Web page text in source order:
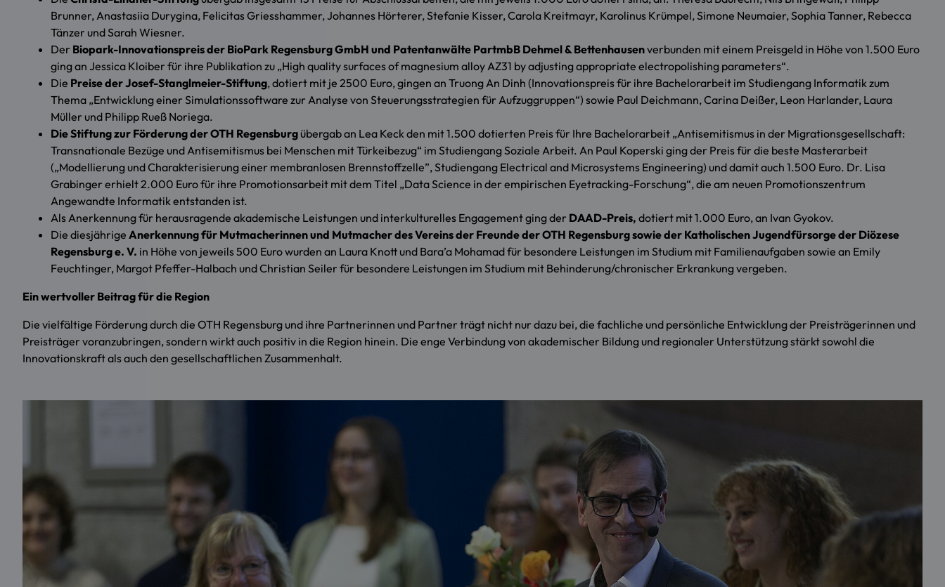
Brunner, Anastasiia Durygina, Felicitas Griesshammer, Johannes Hörterer, Stefanie Kisser, Carola Kreitmayr, Karolinus Krümpel, Simone Neumaier, Sophia Tanner, Rebecca
Tänzer und Sarah Wiesner.
Der Biopark-Innovationspreisder BioPark Regensburg GmbH und Patentanwälte PartmbB Dehmel & Bettenhausenverbunden mit einem Preisgeld in Höhe von 1.500 Euro
ging an Jessica Kloiber für ihre Publikation zu „High quality surfaces of magnesium alloy AZ31 by adjusting appropriate electropolishing parameters“.
Die Preise der Josef-Stanglmeier-Stiftung, dotiert mit je 2500 Euro, gingen an Truong An Dinh (Innovationspreis für ihre Bachelorarbeit im Studiengang Informatik zum
Thema „Entwicklung einer Simulationssoftware zur Analyse von Steuerungsstrategien für Aufzuggruppen“) sowie Paul Deichmann, Carina Deißer, Leon Harlander, Laura
Müller und Philipp Rueß Noriega.
Die Stiftung zur Förderung der OTH Regensburg übergab an Lea Keck den mit 1.500 dotierten Preis für Ihre Bachelorarbeit „Antisemitismus in der Migrationsgesellschaft:
Transnationale Bezüge und Antisemitismus bei Menschen mit Türkeibezug“ im Studiengang Soziale Arbeit. An Paul Koperski ging der Preis für die beste Masterarbeit
(„Modellierung und Charakterisierung einer membranlosen Brennstoffzelle”, Studiengang Electrical and Microsystems Engineering) und damit auch 1.500 Euro. Dr. Lisa
Grabinger erhielt 2.000 Euro für ihre Promotionsarbeit mit dem Titel „Data Science in der empirischen Eyetracking-Forschung“, die am neuen Promotionszentrum
Angewandte Informatik entstanden ist.
Als Anerkennung für herausragende akademische Leistungen und interkulturelles Engagement ging der DAAD-Preis, dotiert mit 1.000 Euro, an Ivan Gyokov.
Die diesjährige Anerkennung für Mutmacherinnen und Mutmacherdes Vereins der Freunde der OTH Regensburg sowie der Katholischen Jugendfürsorge der Diözese
Regensburg e. V. in Höhe von jeweils 500 Euro wurden an Laura Knott und Bara’a Mohamad für besondere Leistungen im Studium mit Familienaufgaben sowie an Emily
Feuchtinger, Margot Pfeffer-Halbach und Christian Seiler für besondere Leistungen im Studium mit Behinderung/chronischer Erkrankung vergeben.
Ein wertvoller Beitrag für die Region
Die vielfältige Förderung durch die OTH Regensburg und ihre Partnerinnen und Partner trägt nicht nur dazu bei, die fachliche und persönliche Entwicklung der Preisträgerinnen und
Preisträger voranzubringen, sondern wirkt auch positiv in die Region hinein. Die enge Verbindung von akademischer Bildung und regionaler Unterstützung stärkt sowohl die
Innovationskraft als auch den gesellschaftlichen Zusammenhalt.